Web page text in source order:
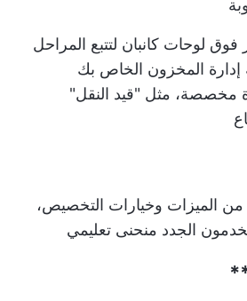
فوق لوحات كانبان لتتبع المراحل
إدارة المخزون الخاص بك
مخصصة، مثل "قيد النقل"
من الميزات وخيارات التخصيص،
الجدد منحنى تعليمي